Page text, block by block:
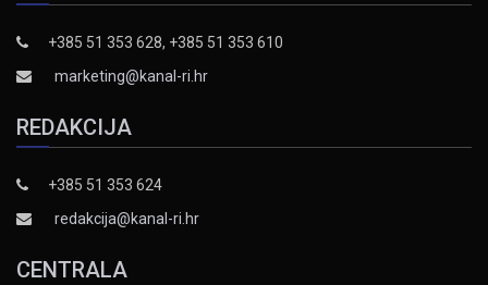
+385 51 353 628, +385 51 353 610
marketing@kanal-ri.hr
REDAKCIJA
+385 51 353 624
redakcija@kanal-ri.hr
CENTRALA